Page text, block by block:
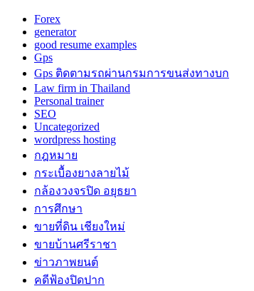
Forex
generator
good resume examples
Gps
Gps ติดตามรถผ่านกรมการขนส่งทางบก
Law firm in Thailand
Personal trainer
SEO
Uncategorized
wordpress hosting
กฎหมาย
กระเบื้องยางลายไม้
กล้องวงจรปิด อยุธยา
การศึกษา
ขายที่ดิน เชียงใหม่
ขายบ้านศรีราชา
ข่าวภาพยนต์
คดีฟ้องปิดปาก